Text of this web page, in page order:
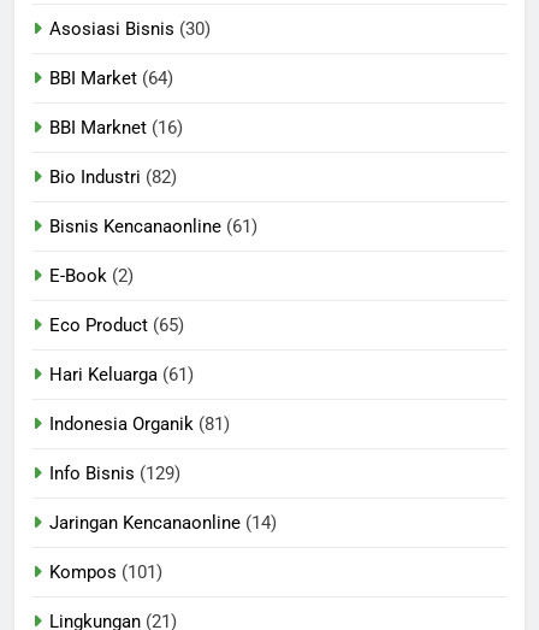
Asosiasi Bisnis (30)
BBI Market (64)
BBI Marknet (16)
Bio Industri (82)
Bisnis Kencanaonline (61)
E-Book (2)
Eco Product (65)
Hari Keluarga (61)
Indonesia Organik (81)
Info Bisnis (129)
Jaringan Kencanaonline (14)
Kompos (101)
Lingkungan (21)